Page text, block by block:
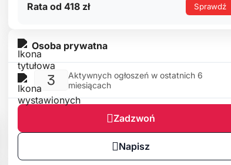
Rata od 418 zł Sprawdź
Osoba prywatna
3
Aktywnych ogłoszeń w ostatnich 6
miesiącach
Zadzwoń
Napisz